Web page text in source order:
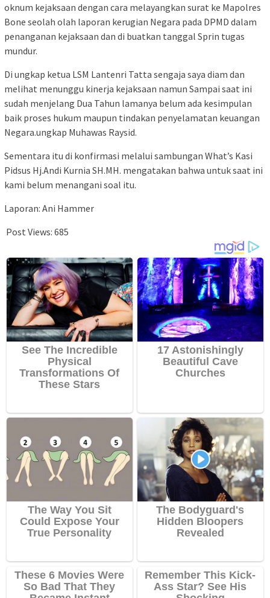
oknum kejaksaan dengan cara melayangkan surat ke Mapolres
Bone seolah olah laporan kerugian Negara pada DPMD dalam
penanganan kejaksaan dan di buatkan tanggal Sprin tugas
mundur.
Di ungkap ketua LSM Lantenri Tatta sengaja saya diam dan
melihat menunggu kinerja kejaksaan namun Sampai saat ini
sudah menjelang Dua Tahun lamanya belum ada kesimpulan
baik proses hukum maupun tindakan penyelamatan keuangan
Negara.ungkap Muhawas Raysid.
Sementara itu di konfirmasi melalui sambungan What’s Kasi
Pidsus Hj.Andi Kurnia SH.MH. mengatakan bahwa untuk saat ini
kami belum menangani soal itu.
Laporan: Ani Hammer
Post Views: 685